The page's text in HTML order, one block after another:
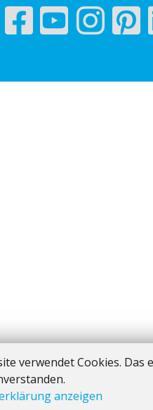
verwendet Cookies.
anzeigen